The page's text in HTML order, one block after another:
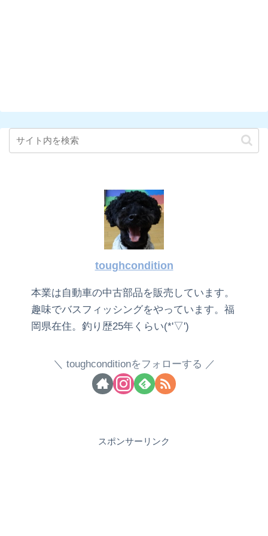
toughcondition
本業は自動車の中古部品を販売しています。
趣味でバスフィッシングをやっています。福
岡県在住。釣り歴25年くらい(*'▽')
toughconditionをフォローする
スポンサーリンク